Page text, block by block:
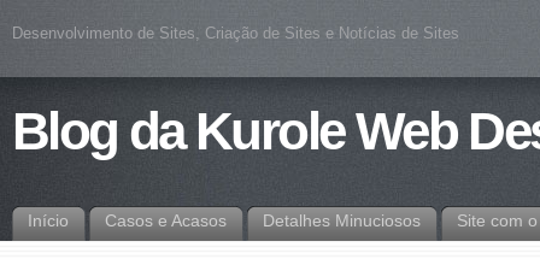
Desenvolvimento de Sites, Criação de Sites e Notícias de Sites
Blog da Kurole Web
Início Casos e Acasos Detalhes Minuciosos Site com